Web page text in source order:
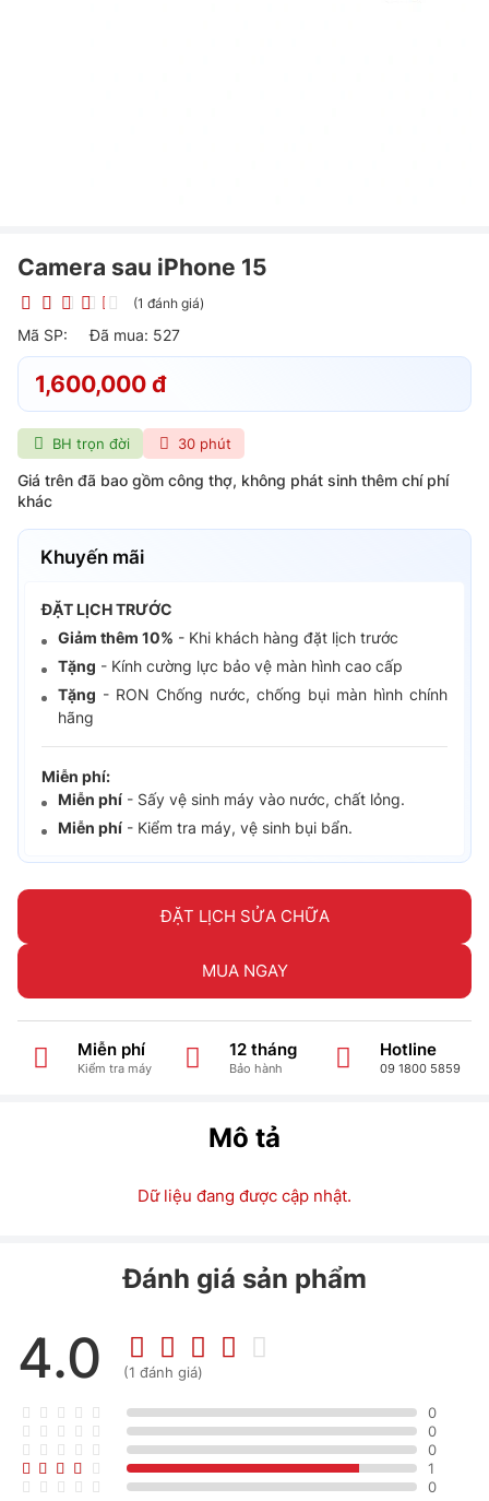
Camera sau iPhone 15
(1 đánh giá)
Mã SP: Đã mua: 527
1,600,000 đ
BH trọn đời 30 phút
Giá trên đã bao gồm công thợ, không phát sinh thêm chí phí
khác
Khuyến mãi
ĐẶT LỊCH TRƯỚC
Giảm thêm 10% - Khi khách hàng đặt lịch trước
Tặng - Kính cường lực bảo vệ màn hình cao cấp
Tặng - RON Chống nước, chống bụi màn hình chính
hãng
Miễn phí:
Miễn phí - Sấy vệ sinh máy vào nước, chất lỏng.
Miễn phí - Kiểm tra máy, vệ sinh bụi bẩn.
ĐẶT LỊCH SỬA CHỮA
MUA NGAY
Miễn phí
Kiểm tra máy
12 tháng
Bảo hành
Hotline
09 1800 5859
Mô tả
Dữ liệu đang được cập nhật.
Đánh giá sản phẩm
4.0 (1 đánh giá)
0
0
0
1
0